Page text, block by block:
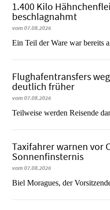
1.400 Kilo
beschlagnahmt
vom 07.08.2026
​​​​​​​Ein Teil der Ware war bereits
Flughafentransfers
deutlich früher
vom 07.08.2026
Teilweise werden Reisende
Taxifahrer warnen vor
Sonnenfinsternis
vom 07.08.2026
​​​​​​​Biel Moragues, der